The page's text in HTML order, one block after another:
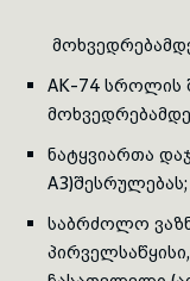
მოხვედრებამდე
AK-74 სროლის
მოხვედრებამდე
ნატყვიართა
A3)შესრულებას;
საბრძოლო